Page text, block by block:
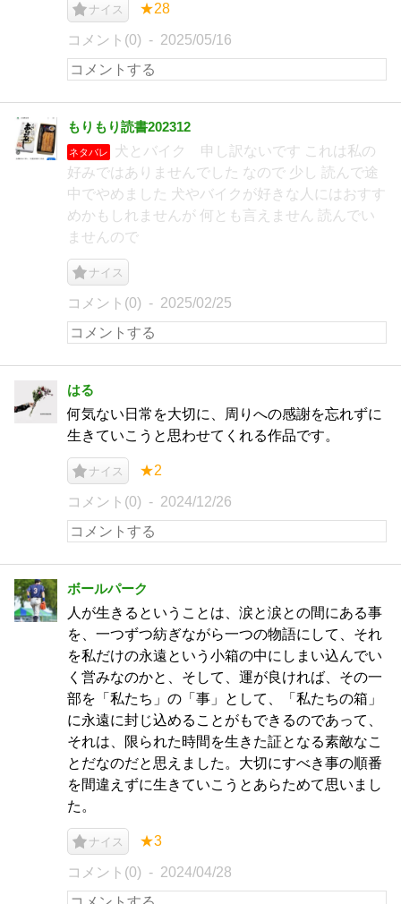
ナイス ★28
コメント(0) 2025/05/16
もりもり読書202312
ネタバレ
犬とバイク 申し訳ないです これは私の
好みではありませんでした なので 少し 読んで途
中でやめました 犬やバイクが好きな人にはおすす
めかもしれませんが 何とも言えません 読んでい
ませんので
ナイス
コメント(0) 2025/02/25
はる
何気ない日常を大切に、周りへの感謝を忘れずに
生きていこうと思わせてくれる作品です。
ナイス ★2
コメント(0) 2024/12/26
ボールパーク
人が生きるということは、涙と涙との間にある事
を、一つずつ紡ぎながら一つの物語にして、それ
を私だけの永遠という小箱の中にしまい込んでい
く営みなのかと、そして、運が良ければ、その一
部を「私たち」の「事」として、「私たちの箱」
に永遠に封じ込めることがもできるのであって、
それは、限られた時間を生きた証となる素敵なこ
とだなのだと思えました。大切にすべき事の順番
を間違えずに生きていこうとあらためて思いまし
た。
ナイス ★3
コメント(0) 2024/04/28